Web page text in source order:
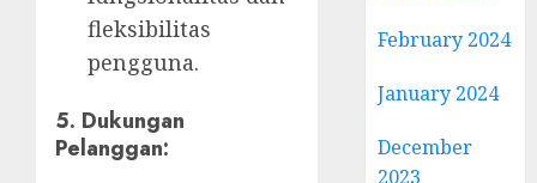
fleksibilitas
pengguna.
5. Dukungan
Pelanggan:
February 2024
January 2024
December
2023